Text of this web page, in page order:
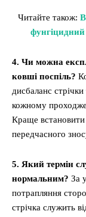
Читайте також:
фунгіцидний
4. Чи можна
ковші поспіль?
дисбаланс
кожному
Краще встановити
передчасного
5. Який термін
нормальним? За
потрапляння
стрічка служить